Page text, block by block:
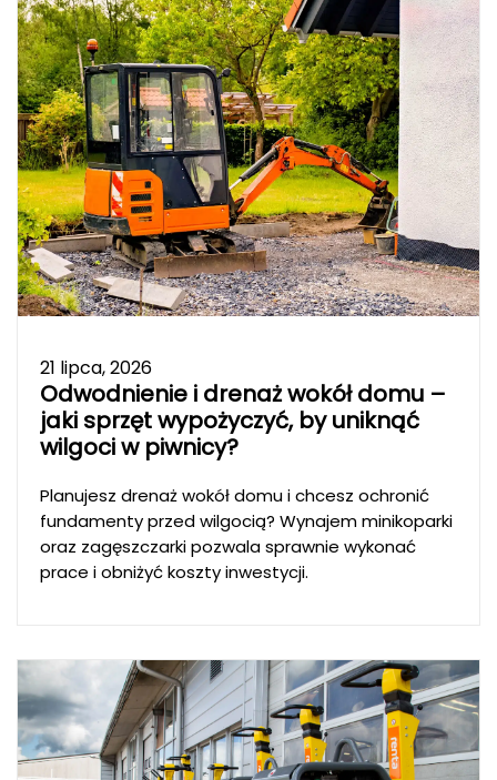
21 lipca, 2026
Odwodnienie i drenaż wokół domu –
jaki sprzęt wypożyczyć, by uniknąć
wilgoci w piwnicy?
Planujesz drenaż wokół domu i chcesz ochronić
fundamenty przed wilgocią? Wynajem minikoparki
oraz zagęszczarki pozwala sprawnie wykonać
prace i obniżyć koszty inwestycji.